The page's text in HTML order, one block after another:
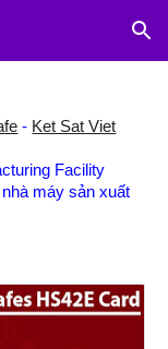
Skip to navigation
- Ket Sat Viet
Facility
máy sản xuất